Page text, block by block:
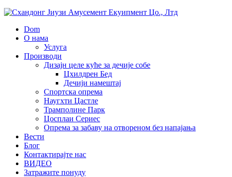
Dom
О нама
Услуга
Производи
Дизајн целе куће за дечије собе
Цхилдрен Бед
Дечији намештај
Спортска опрема
Наугхти Цастле
Трамполине Парк
Цосплаи Сериес
Опрема за забаву на отвореном без напајања
Вести
Блог
Контактирајте нас
ВИДЕО
Затражите понуду